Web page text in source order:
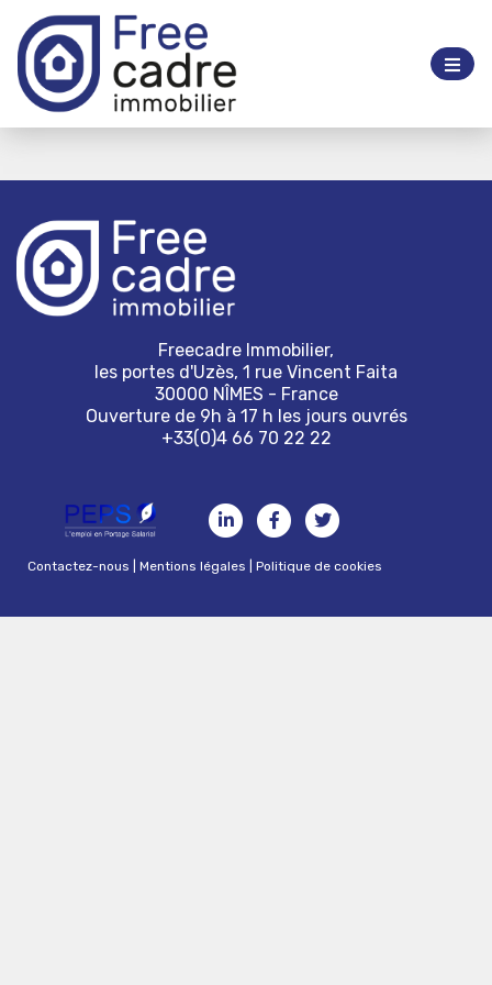
Freecadre Immobilier,
les portes d'Uzès, 1 rue Vincent Faita
30000 NÎMES - France
Ouverture de 9h à 17 h les jours ouvrés
+33(0)4 66 70 22 22
Contactez-nous |Mentions légales |Politique de cookies